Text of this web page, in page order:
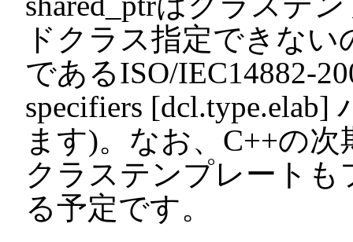
ドクラス指定できな
であるISO/IEC14882-
specifiers
ます)。なお、C++の
クラステンプレート
る予定です。